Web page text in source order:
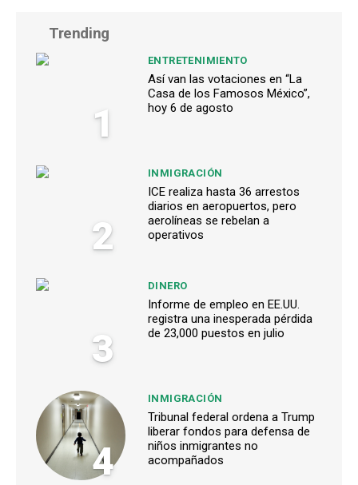
Trending
1
ENTRETENIMIENTO
Así van las votaciones en “La
Casa de los Famosos México”,
hoy 6 de agosto
2
INMIGRACIÓN
ICE realiza hasta 36 arrestos
diarios en aeropuertos, pero
aerolíneas se rebelan a
operativos
3
DINERO
Informe de empleo en EE.UU.
registra una inesperada pérdida
de 23,000 puestos en julio
4
INMIGRACIÓN
Tribunal federal ordena a Trump
liberar fondos para defensa de
niños inmigrantes no
acompañados